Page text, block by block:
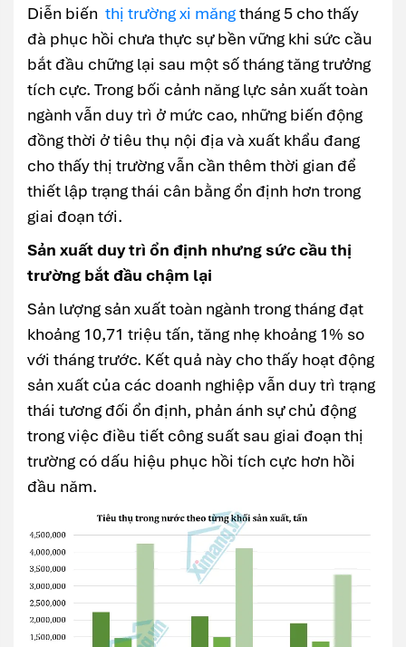
Diễn biến thị trường xi măngtháng 5 cho thấy
đà phục hồi chưa thực sự bền vững khi sức cầu
bắt đầu chững lại sau một số tháng tăng trưởng
tích cực. Trong bối cảnh năng lực sản xuất toàn
ngành vẫn duy trì ở mức cao, những biến động
đồng thời ở tiêu thụ nội địa và xuất khẩu đang
cho thấy thị trường vẫn cần thêm thời gian để
thiết lập trạng thái cân bằng ổn định hơn trong
giai đoạn tới.
Sản xuất duy trì ổn định nhưng sức cầu thị
trường bắt đầu chậm lại
Sản lượng sản xuất toàn ngành trong tháng đạt
khoảng 10,71 triệu tấn, tăng nhẹ khoảng 1% so
với tháng trước. Kết quả này cho thấy hoạt động
sản xuất của các doanh nghiệp vẫn duy trì trạng
thái tương đối ổn định, phản ánh sự chủ động
trong việc điều tiết công suất sau giai đoạn thị
trường có dấu hiệu phục hồi tích cực hơn hồi
đầu năm.